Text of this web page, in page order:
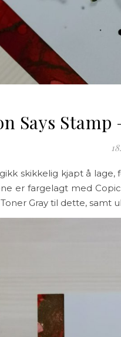
Says Stamp
skikkelig kjapt å
er fargelagt med
Gray til dette, samt